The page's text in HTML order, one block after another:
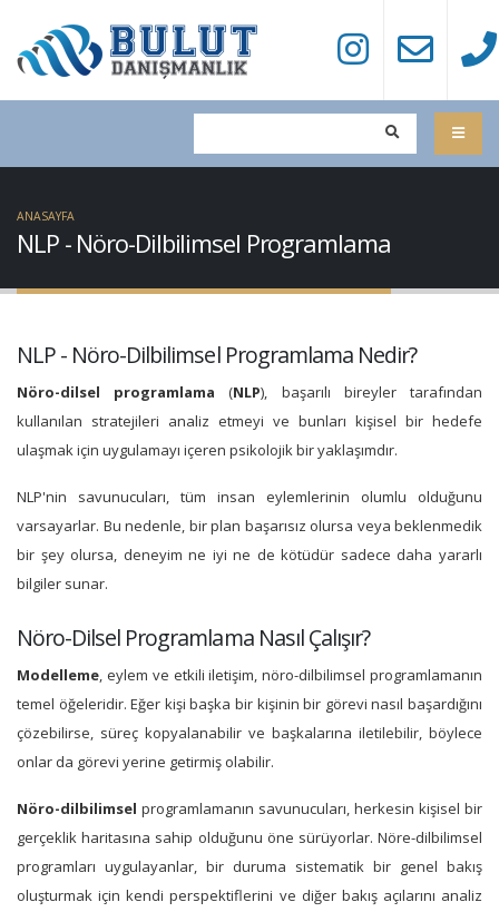
NLP - Nöro-Dilbilimsel Programlama
ANASAYFA
NLP - Nöro-Dilbilimsel Programlama Nedir?
Nöro-dilsel programlama (NLP), başarılı bireyler tarafından
kullanılan stratejileri analiz etmeyi ve bunları kişisel bir hedefe
ulaşmak için uygulamayı içeren psikolojik bir yaklaşımdır.
NLP'nin savunucuları, tüm insan eylemlerinin olumlu olduğunu
varsayarlar. Bu nedenle, bir plan başarısız olursa veya beklenmedik
bir şey olursa, deneyim ne iyi ne de kötüdür sadece daha yararlı
bilgiler sunar.
Nöro-Dilsel Programlama Nasıl Çalışır?
Modelleme , eylem ve etkili iletişim, nöro-dilbilimsel programlamanın
temel öğeleridir. Eğer kişi başka bir kişinin bir görevi nasıl başardığını
çözebilirse, süreç kopyalanabilir ve başkalarına iletilebilir, böylece
onlar da görevi yerine getirmiş olabilir.
Nöro-dilbilimsel programlamanın savunucuları, herkesin kişisel bir
gerçeklik haritasına sahip olduğunu öne sürüyorlar. Nöre-dilbilimsel
programları uygulayanlar, bir duruma sistematik bir genel bakış
oluşturmak için kendi perspektiflerini ve diğer bakış açılarını analiz